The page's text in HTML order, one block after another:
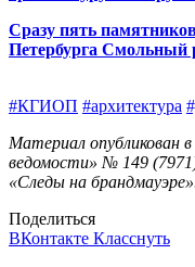
Сразу пять
Петербурга Смольный
#КГИОП #архитектура
Материал опубликован
ведомости» № 149
«Следы на
Поделиться
ВКонтакте Класснуть